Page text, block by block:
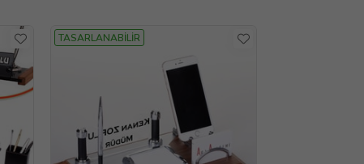
TASARLANABİLİR